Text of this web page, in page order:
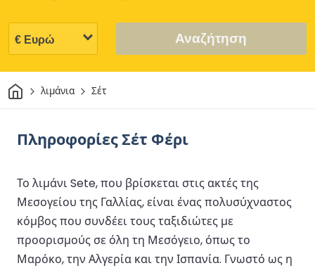
Αναζήτηση
Σπίτιλιμάνια Σέτ
Πληροφορίες Σέτ Φέρι
Το λιμάνι Sete, που βρίσκεται στις ακτές της
Μεσογείου της Γαλλίας, είναι ένας πολυσύχναστος
κόμβος που συνδέει τους ταξιδιώτες με
προορισμούς σε όλη τη Μεσόγειο, όπως το
Μαρόκο, την Αλγερία και την Ισπανία. Γνωστό ως η